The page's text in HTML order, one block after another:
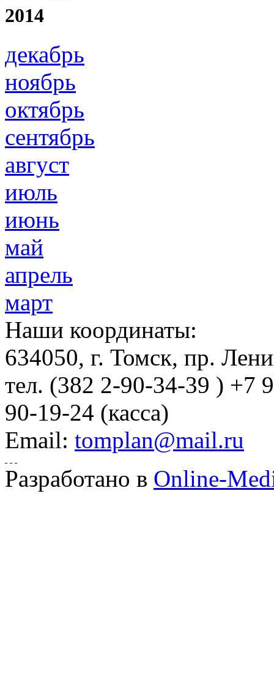
2014
декабрь
ноябрь
октябрь
сентябрь
август
июль
июнь
май
апрель
март
Наши координаты:
634050, г. Томск, пр.
тел. (382 2-90-34-39 ) +7
90-19-24 (касса)
Email: tomplan@mail.ru
Разработано в Online-